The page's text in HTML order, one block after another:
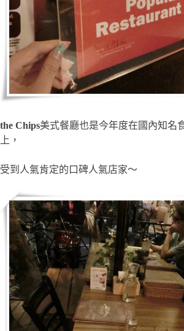
the Chips美式餐廳也是今年度在國內知名
上，
受到人氣肯定的口碑人氣店家～